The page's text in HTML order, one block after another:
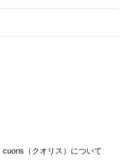
（クオリス）について